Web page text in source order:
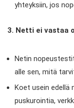
yhteyksiin, jos
3. Netti ei vastaa
Netin
alle sen, mitä
Koet usein edellä
puskurointia,